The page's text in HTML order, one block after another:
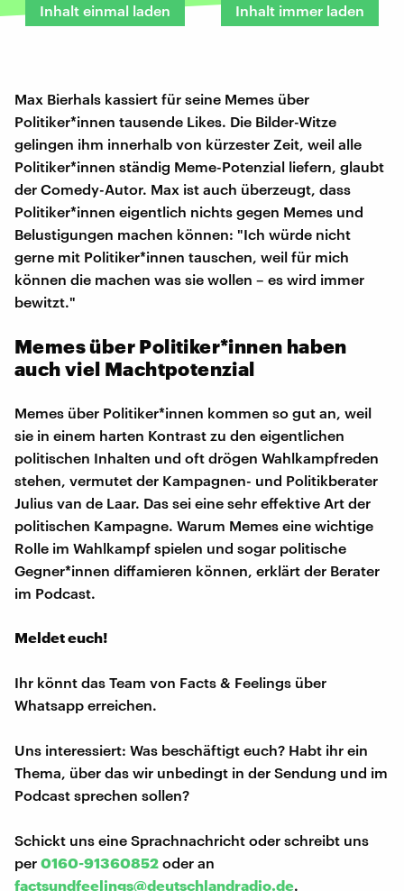
Inhalt einmal laden Inhalt immer laden
Max Bierhals kassiert für seine Memes über
Politiker*innen tausende Likes. Die Bilder-Witze
gelingen ihm innerhalb von kürzester Zeit, weil alle
Politiker*innen ständig Meme-Potenzial liefern, glaubt
der Comedy-Autor. Max ist auch überzeugt, dass
Politiker*innen eigentlich nichts gegen Memes und
Belustigungen machen können: "Ich würde nicht
gerne mit Politiker*innen tauschen, weil für mich
können die machen was sie wollen – es wird immer
bewitzt."
Memes über Politiker*innen haben
auch viel Machtpotenzial
Memes über Politiker*innen kommen so gut an, weil
sie in einem harten Kontrast zu den eigentlichen
politischen Inhalten und oft drögen Wahlkampfreden
stehen, vermutet der Kampagnen- und Politikberater
Julius van de Laar. Das sei eine sehr effektive Art der
politischen Kampagne. Warum Memes eine wichtige
Rolle im Wahlkampf spielen und sogar politische
Gegner*innen diffamieren können, erklärt der Berater
im Podcast.
Meldet euch!
Ihr könnt das Team von Facts & Feelings über
Whatsapp erreichen.
Uns interessiert: Was beschäftigt euch? Habt ihr ein
Thema, über das wir unbedingt in der Sendung und im
Podcast sprechen sollen?
Schickt uns eine Sprachnachricht oder schreibt uns
per 0160-91360852 oder an
factsundfeelings@deutschlandradio.de.